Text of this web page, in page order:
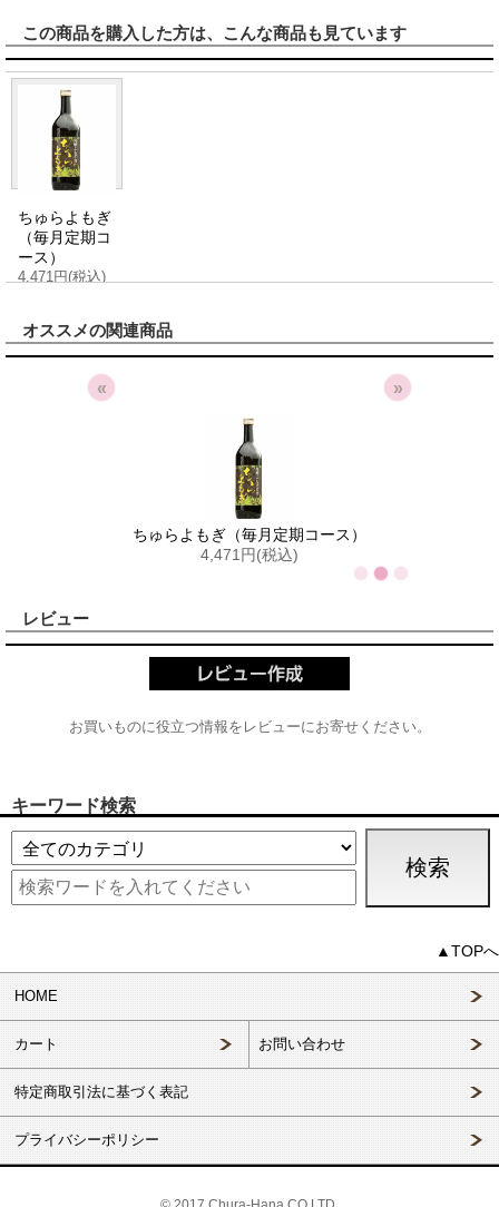
この商品を購入した方は、こんな商品も見ています
ちゅらよもぎ
（毎月定期コ
ース）
4,471円(税込)
オススメの関連商品
ちゅらよもぎ（毎月定期コース）
4,471円(税込)
« »
レビュー
お買いものに役立つ情報をレビューにお寄せください。
キーワード検索
▲TOPへ
HOME
カート お問い合わせ
特定商取引法に基づく表記
プライバシーポリシー